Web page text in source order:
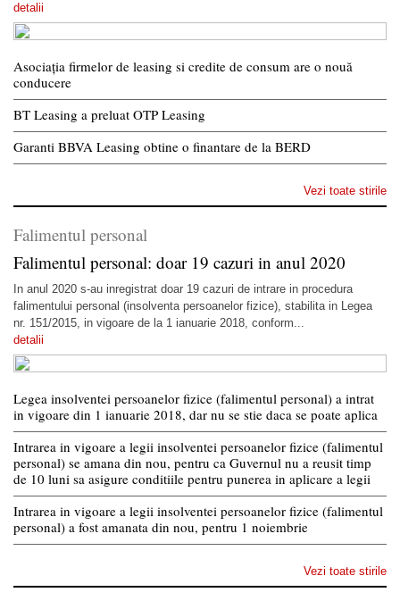
detalii
Asociația firmelor de leasing si credite de consum are o nouă
conducere
BT Leasing a preluat OTP Leasing
Garanti BBVA Leasing obtine o finantare de la BERD
Vezi toate stirile
Falimentul personal
Falimentul personal: doar 19 cazuri in anul 2020
In anul 2020 s-au inregistrat doar 19 cazuri de intrare in procedura
falimentului personal (insolventa persoanelor fizice), stabilita in Legea
nr. 151/2015, in vigoare de la 1 ianuarie 2018, conform...
detalii
Legea insolventei persoanelor fizice (falimentul personal) a intrat
in vigoare din 1 ianuarie 2018, dar nu se stie daca se poate aplica
Intrarea in vigoare a legii insolventei persoanelor fizice (falimentul
personal) se amana din nou, pentru ca Guvernul nu a reusit timp
de 10 luni sa asigure conditiile pentru punerea in aplicare a legii
Intrarea in vigoare a legii insolventei persoanelor fizice (falimentul
personal) a fost amanata din nou, pentru 1 noiembrie
Vezi toate stirile